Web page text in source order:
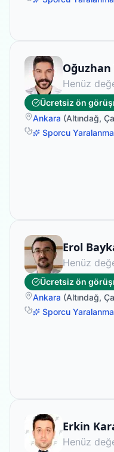
Uzman
Henüz
Ücretsiz ön
Ankara (Altındağ,
Sporcu
Erol
Henüz
Ücretsiz ön
Ankara (Altındağ,
Sporcu
Erkin
Uzman
Henüz